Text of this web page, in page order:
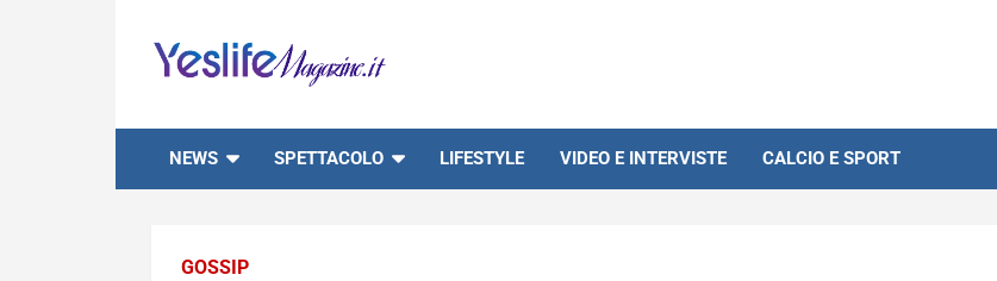
content
NEWS SPETTACOLO LIFESTYLE VIDEO E INTERVISTE CALCIO E SPORT
GOSSIP